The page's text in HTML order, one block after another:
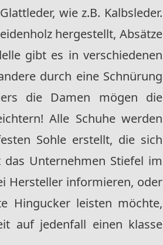
wie z.B. Kalbsleder.
hergestellt, Absätze
gibt es in verschiedenen
durch eine Schnürung
die Damen mögen die
Alle Schuhe werden
Sohle erstellt, die sich
Unternehmen Stiefel im
Hersteller informieren, oder
Hingucker leisten möchte,
auf jedenfall einen klasse